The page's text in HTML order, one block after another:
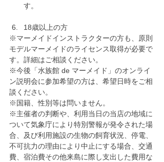
す。
18歳以上の方
※マーメイドインストラクターの方も、原則
モデルマーメイドのライセンス取得が必要で
す。詳細はご相談ください。
※今後「水族館 de マーメイド」のオンライ
ン説明会に参加希望の方は、希望日時をご相
談ください。
※国籍、性別等は問いません。
※主催者の判断や、利用当日の当店の地域に
ついて気象庁により特別警報が発令された場
合、及び利用施設の生物の飼育状況、停電、
不可抗力の理由により中止にする場合、交通
費、宿泊費その他来島に際し支出した費用な